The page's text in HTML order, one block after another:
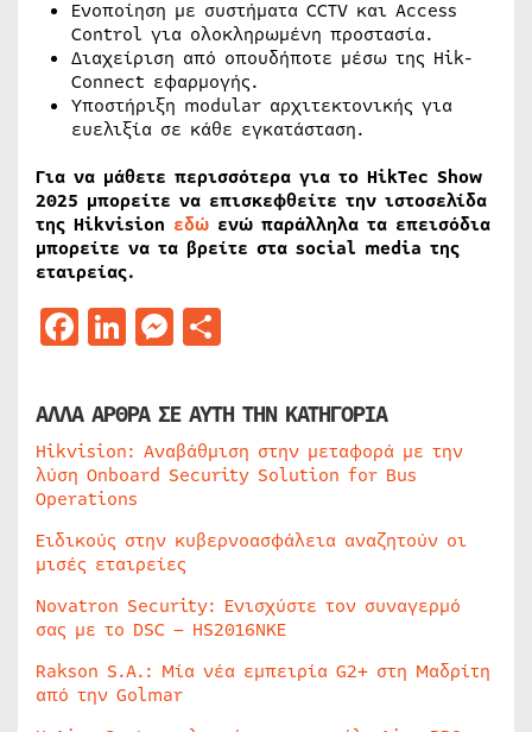
Ενοποίηση με συστήματα CCTV και Access
Control για ολοκληρωμένη προστασία.
Διαχείριση από οπουδήποτε μέσω της Hik-
Connect εφαρμογής.
Υποστήριξη modular αρχιτεκτονικής για
ευελιξία σε κάθε εγκατάσταση.
Για να μάθετε περισσότερα για το HikTec Show
2025 μπορείτε να επισκεφθείτε την ιστοσελίδα
της Hikvision εδώ ενώ παράλληλα τα επεισόδια
μπορείτε να τα βρείτε στα social media της
εταιρείας.
Facebook
LinkedIn
Messenger
ΑΛΛΑ ΑΡΘΡΑ ΣΕ ΑΥΤΗ ΤΗΝ ΚΑΤΗΓΟΡΙΑ
Hikvision: Αναβάθμιση στην μεταφορά με την
λύση Onboard Security Solution for Bus
Operations
Ειδικούς στην κυβερνοασφάλεια αναζητούν οι
μισές εταιρείες
Novatron Security: Ενισχύστε τον συναγερμό
σας με το DSC – HS2016NKE
Rakson S.A.: Μία νέα εμπειρία G2+ στη Μαδρίτη
από την Golmar